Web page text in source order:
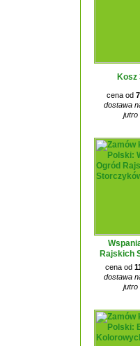
Kosz
cena od
dostawa
jutro
Rajskich
cena od
dostawa
jutro